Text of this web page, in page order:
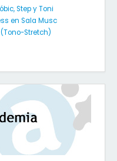
Step y Toni
en Sala Musc
Stretch)